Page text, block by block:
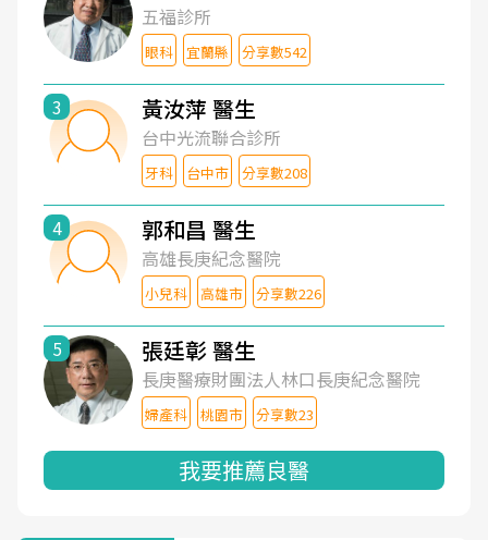
五福診所
眼科 宜蘭縣 分享數542
3 黃汝萍 醫生
台中光流聯合診所
牙科 台中市 分享數208
4 郭和昌 醫生
高雄長庚紀念醫院
小兒科 高雄市 分享數226
5 張廷彰 醫生
長庚醫療財團法人林口長庚紀念醫院
婦產科 桃園市 分享數23
我要推薦良醫